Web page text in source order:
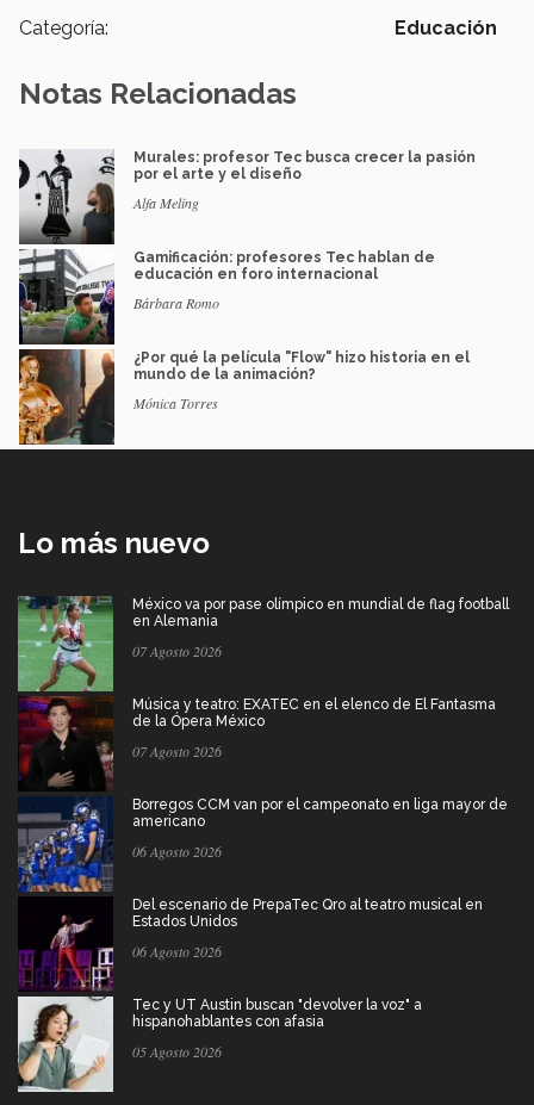
Categoría: Educación
Notas Relacionadas
Murales: profesor Tec busca crecer la pasión
por el arte y el diseño
Alfa Meling
Gamificación: profesores Tec hablan de
educación en foro internacional
Bárbara Romo
¿Por qué la película "Flow" hizo historia en el
mundo de la animación?
Mónica Torres
Lo más nuevo
México va por pase olímpico en mundial de flag football
en Alemania
07 Agosto 2026
Música y teatro: EXATEC en el elenco de El Fantasma
de la Ópera México
07 Agosto 2026
Borregos CCM van por el campeonato en liga mayor de
americano
06 Agosto 2026
Del escenario de PrepaTec Qro al teatro musical en
Estados Unidos
06 Agosto 2026
Tec y UT Austin buscan "devolver la voz" a
hispanohablantes con afasia
05 Agosto 2026